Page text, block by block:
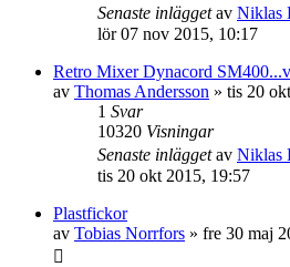
Senaste inläggetav Niklas
lör 07 nov 2015, 10:17
Retro Mixer Dynacord
av Thomas Andersson » tis 20
1 Svar
10320 Visningar
Senaste inläggetav Niklas
tis 20 okt 2015, 19:57
Plastfickor
av Tobias Norrfors » fre 30 maj